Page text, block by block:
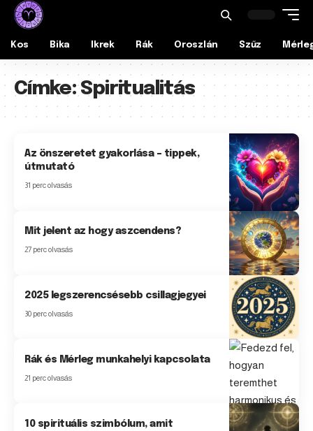
Kos Bika Ikrek Rák Oroszlán Szűz
Címke:Spiritualitás
Az önszeretet gyakorlása – tippek,
útmutató
31 perc olvasás
Mit jelent az hogy aszcendens?
27 perc olvasás
2025 legszerencsésebb csillagjegyei
30 perc olvasás
Rák és Mérleg munkahelyi kapcsolata
21 perc olvasás
10 spirituális szimbólum, amit